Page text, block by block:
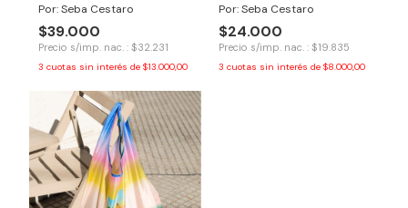
Por: Seba Cestaro
$39.000
Precio s/imp. nac. : $32.231
3 cuotas sin interés de $13.000,00
Por: Seba Cestaro
$24.000
Precio s/imp. nac. : $19.835
3 cuotas sin interés de $8.000,00